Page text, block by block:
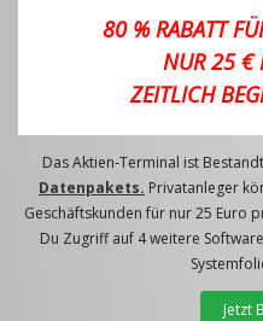
80 % RABATT
NUR 25 €
ZEITLICH
Das Aktien-Terminal ist
Datenpakets. Privatanleger
Geschäftskunden für nur 25 Euro
Du Zugriff auf 4 weitere
Jetzt